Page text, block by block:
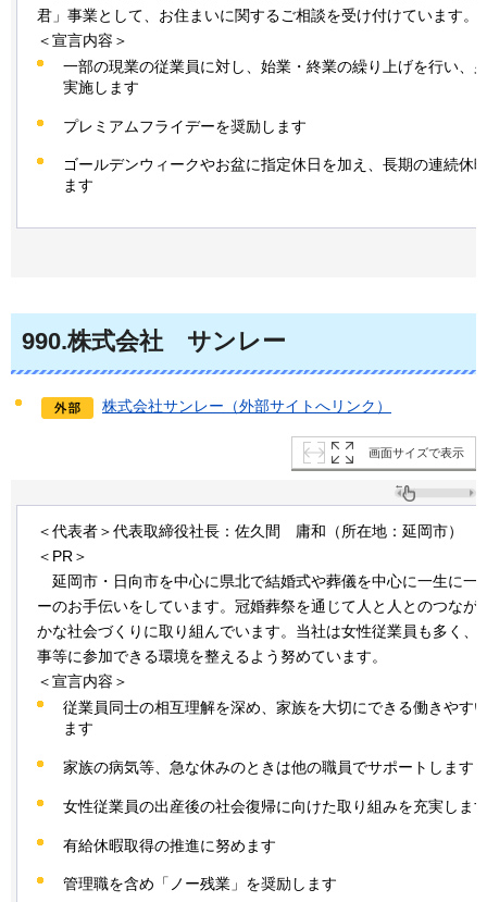
君」事業として、お住まいに関するご相談を受け付けています。
＜宣言内容＞
一部の現業の従業員に対し、始業・終業の繰り上げを行い、
実施します
プレミアムフライデーを奨励します
ゴールデンウィークやお盆に指定休日を加え、長期の連続休
ます
990.株式会社 サンレー
株式会社サンレー（外部サイトへリンク）
画面サイズで表示
＜代表者＞代表取締役社長：佐久間 庸和 （所在地：延岡市）
＜PR＞
延岡市・日向市を中心に県北で結婚式や葬儀を中心に一生に一
ーのお手伝いをしています。冠婚葬祭を通じて人と人とのつなが
かな社会づくりに取り組んでいます。当社は女性従業員も多く、
事等に参加できる環境を整えるよう努めています。
＜宣言内容＞
従業員同士の相互理解を深め、家族を大切にできる働きやす
ます
家族の病気等、急な休みのときは他の職員でサポートします
女性従業員の出産後の社会復帰に向けた取り組みを充実しま
有給休暇取得の推進に努めます
管理職を含め「ノー残業」を奨励します